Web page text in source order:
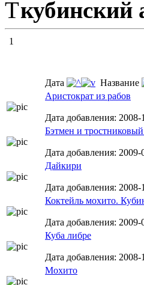
кубинский
1
Дата Название
Аристократ из рабов
Дата добавления:
Бэтмен и
Дата добавления:
Дайкири
Дата добавления:
Коктейль мохито.
Дата добавления:
Куба либре
Дата добавления:
Мохито